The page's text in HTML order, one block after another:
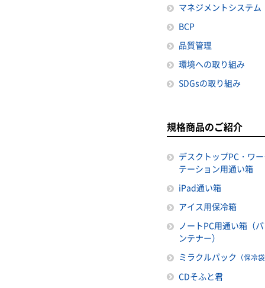
マネジメントシステム
BCP
品質管理
環境への取り組み
SDGsの取り組み
規格商品のご紹介
デスクトップPC・ワ
テーション用通い箱
iPad通い箱
アイス用保冷箱
ノートPC用通い箱（
ンテナー）
ミラクルパック （保冷袋
CDそふと君